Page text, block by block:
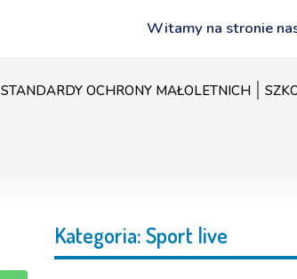
Witamy na stronie
STANDARDY OCHRONY MAŁOLETNICH
Kategoria:Sport live